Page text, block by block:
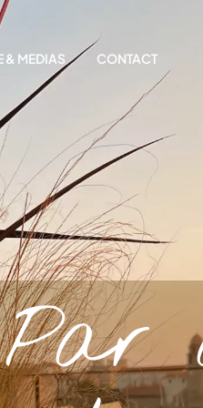
& MEDIAS CONTACT
Par